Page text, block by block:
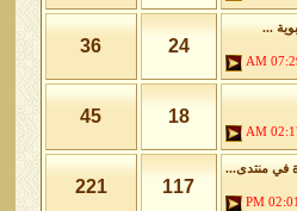
...
07:29
24
36
02:17
18
45
في منتدى...
02:01
117
221